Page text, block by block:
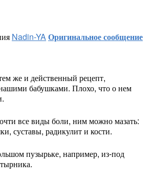
Nadin-YAОригинальное сообщение
же и действенный рецепт,
бабушками. Плохо, что о нем
все виды боли, ним можно мазать:
суставы, радикулит и кости.
пузырьке, например, из-под